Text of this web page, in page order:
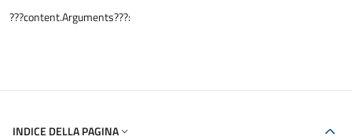
???content.Arguments???:
INDICE DELLA PAGINA